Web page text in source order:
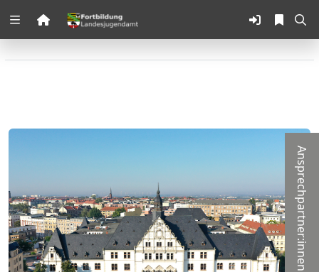
Zuklappen
Loading
Loading
Loading Ansprechpartner:innen